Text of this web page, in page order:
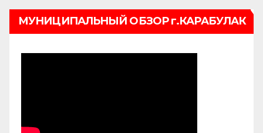
МУНИЦИПАЛЬНЫЙ ОБЗОР г.КАРАБУЛАК